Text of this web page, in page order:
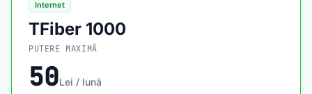
Internet
TFiber 1000
PUTERE MAXIMĂ
50Lei / lună